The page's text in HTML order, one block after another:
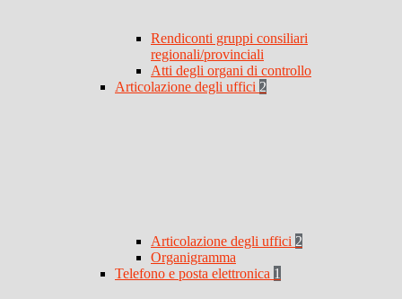
Rendiconti gruppi consiliari
regionali/provinciali
Atti degli organi di controllo
Articolazione degli uffici 2
Articolazione degli uffici 2
Organigramma
Telefono e posta elettronica 1